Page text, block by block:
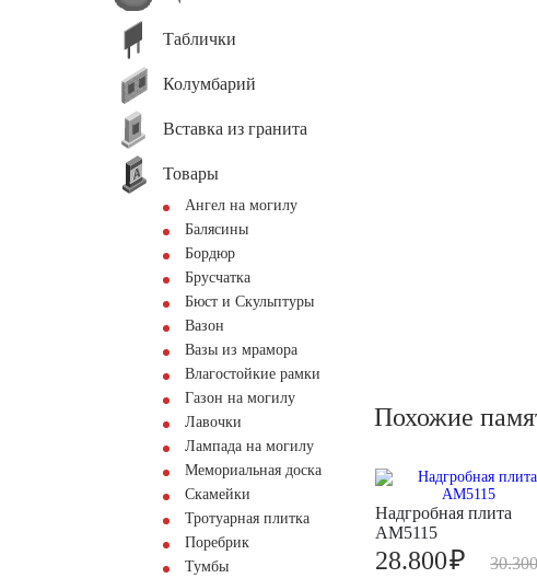
Таблички
Колумбарий
Вставка из гранита
Товары
Ангел на могилу
Балясины
Бордюр
Брусчатка
Бюст и Скульптуры
Вазон
Вазы из мрамора
Влагостойкие рамки
Газон на могилу
Лавочки
Лампада на могилу
Мемориальная доска
Скамейки
Тротуарная плитка
Поребрик
Тумбы
Похожие
Надгробная плита
AM5115
28.800₽